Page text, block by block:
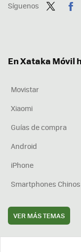
Síguenos
En Xataka Móvil
Movistar
Xiaomi
Guías de compra
Android
iPhone
Smartphones Chinos
VER MÁS TEMAS